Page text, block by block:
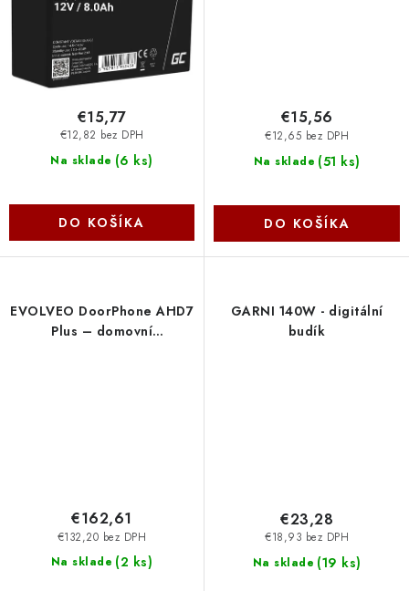
Na sklade (6 ks)
€12,82 bez DPH
€15,77
DO KOŠÍKA
Na sklade (51 ks)
€12,65 bez DPH
€15,56
DO KOŠÍKA
EVOLVEO DoorPhone AHD7
Plus – domovní
Na sklade (2 ks)
€132,20 bez DPH
€162,61
GARNI 140W - digitální
budík
Na sklade (19 ks)
€18,93 bez DPH
€23,28